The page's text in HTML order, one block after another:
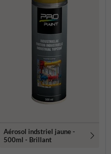
Aérosol indstriel jaune -
500ml - Brillant